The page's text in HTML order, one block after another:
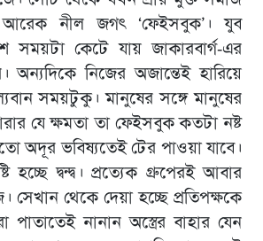
নীল জগৎ ‘ফেইসবুক’। যুব
সময়টা কেটে যায় জাকারবার্গ-এর
অন্যদিকে নিজের অজান্তেই হারিয়ে
সময়টুকু। মানুষের সঙ্গে মানুষের
যে ক্ষমতা তা ফেইসবুক কতটা নষ্ট
অদূর ভবিষ্যতেই টের পাওয়া যাবে।
হচ্ছে দ্বন্দ্ব। প্রত্যেক গ্রুপেরই আবার
সেখান থেকে দেয়া হচ্ছে প্রতিপক্ষকে
নানান অস্ত্রের বাহার যেন